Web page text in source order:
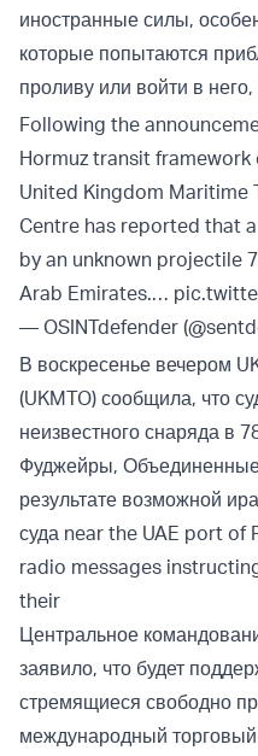
иностранные силы,
которые попытаются
проливу или войти в
Following the
Hormuz transit
United Kingdom Maritime
Centre has reported that
by an unknown projectile
Arab Emirates.…
— OSINTdefender
В воскресенье вечером
(UKMTO) сообщила, что
неизвестного снаряда в
Фуджейры,
результате возможной
суда near the UAE port of
radio messages
their
Центральное
заявило, что будет
стремящиеся свободно
международный